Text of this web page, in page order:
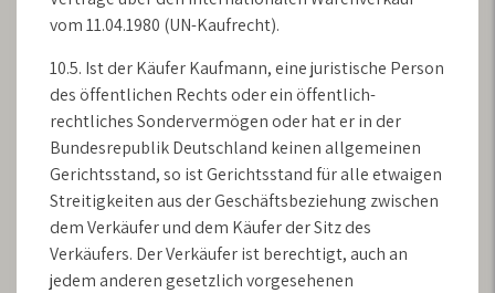
vom 11.04.1980 (UN-Kaufrecht).
10.5. Ist der Käufer Kaufmann, eine juristische Person
des öffentlichen Rechts oder ein öffentlich-
rechtliches Sondervermögen oder hat er in der
Bundesrepublik Deutschland keinen allgemeinen
Gerichtsstand, so ist Gerichtsstand für alle etwaigen
Streitigkeiten aus der Geschäftsbeziehung zwischen
dem Verkäufer und dem Käufer der Sitz des
Verkäufers. Der Verkäufer ist berechtigt, auch an
jedem anderen gesetzlich vorgesehenen